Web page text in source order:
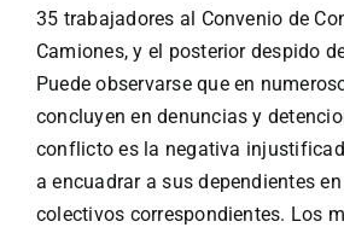
35 trabajadores al Convenio de
Camiones, y el posterior despido
Puede observarse que en
concluyen en denuncias y
conflicto es la negativa
a encuadrar a sus dependientes
colectivos correspondientes. Los